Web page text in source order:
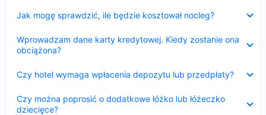
Jak mogę sprawdzić, ile będzie kosztował nocleg?
Wprowadzam dane karty kredytowej. Kiedy zostanie ona
obciążona?
Czy hotel wymaga wpłacenia depozytu lub przedpłaty?
Czy można poprosić o dodatkowe łóżko lub łóżeczko
dziecięce?